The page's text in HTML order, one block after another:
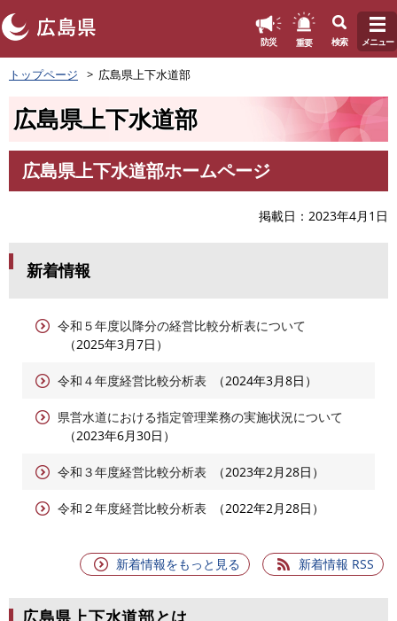
ペ
ー
頭
す
防災 重要 検索 メニュー
トップページ 広島県上下水道部
広島県上下水道部
文
広島県上下水道部ホームページ
掲載日 2023年4月1日
新着情報
令和５年度以降分の経営比較分析表について
2025年3月7日
令和４年度経営比較分析表 2024年3月8日
県営水道における指定管理業務の実施状況について
2023年6月30日
令和３年度経営比較分析表 2023年2月28日
令和２年度経営比較分析表 2022年2月28日
新着情報をもっと見る 新着情報 RSS
広島県上下水道部とは